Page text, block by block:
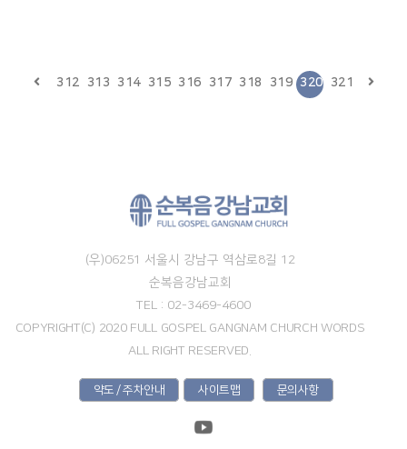
312 313 314 315 316 317 318 319 320 321
(우)06251 서울시 강남구 역삼로8길 12
순복음강남교회
TEL : 02-3469-4600
COPYRIGHT(C) 2020 FULL GOSPEL GANGNAM CHURCH WORDS
ALL RIGHT RESERVED.
약도 / 주차안내 사이트맵 문의사항